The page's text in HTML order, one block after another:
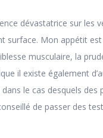
dévastatrice sur les
surface. Mon appétit
musculaire, la
il existe également
le cas desquels
de passer des